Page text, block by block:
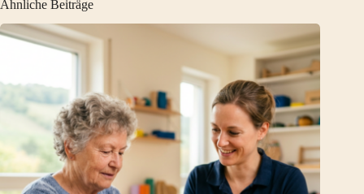
Ähnliche Beiträge